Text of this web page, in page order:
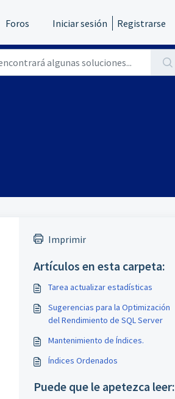
Foros Iniciar sesión Registrarse
Imprimir
Artículos en esta carpeta:
Tarea actualizar estadísticas
Sugerencias para la Optimización
del Rendimiento de SQL Server
Mantenimiento de Índices.
Índices Ordenados
Puede que le apetezca leer: